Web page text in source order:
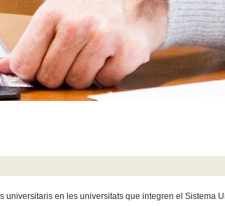
en les universitats que integren el Sistema